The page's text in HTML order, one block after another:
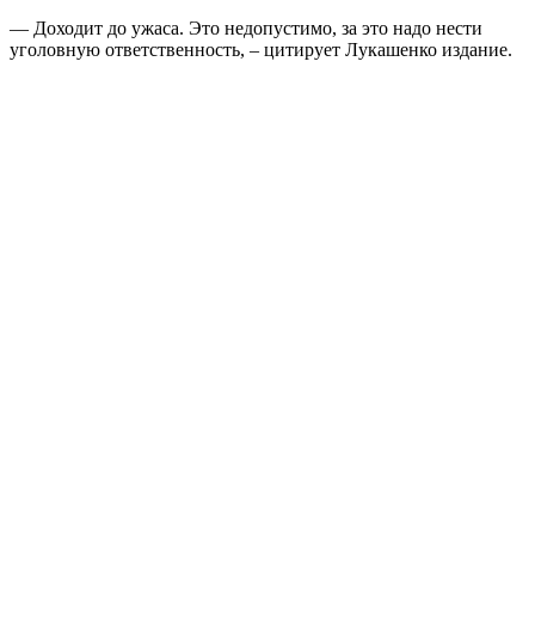
— Доходит до ужаса. Это недопустимо, за это надо нести
уголовную ответственность, – цитирует Лукашенко издание.